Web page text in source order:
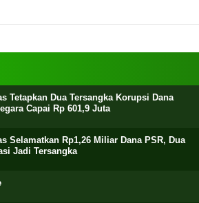
Tetapkan Dua Tersangka Korupsi Dana
Capai Rp 601,9 Juta
Selamatkan Rp1,26 Miliar Dana PSR, Dua
Jadi Tersangka